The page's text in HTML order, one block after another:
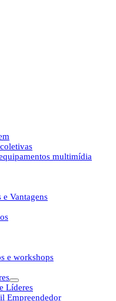
multimídia
Vantagens
e workshops
Líderes
Empreendedor